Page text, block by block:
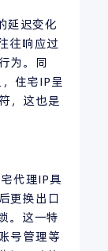
延迟变化
往响应过
为。同
住宅IP呈
，这也是
代理IP具
更换出口
。这一特
号管理等